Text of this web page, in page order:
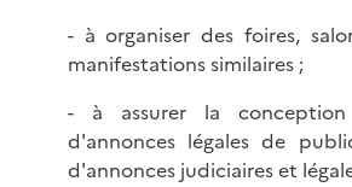
- à organiser des foires,
manifestations similaires ;
- à assurer la
d'annonces légales de
d'annonces judiciaires et